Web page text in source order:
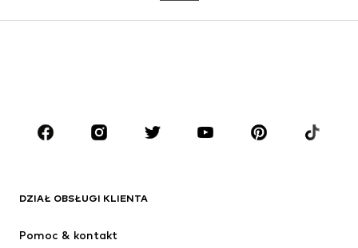
MARKI
Next
SUPERFIT
DZIAŁ OBSŁUGI KLIENTA
Pomoc & kontakt